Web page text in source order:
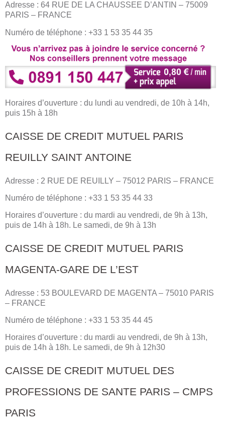
Adresse : 64 RUE DE LA CHAUSSEE D’ANTIN – 75009
PARIS – FRANCE
Numéro de téléphone : +33 1 53 35 44 35
Horaires d’ouverture : du lundi au vendredi, de 10h à 14h,
puis 15h à 18h
CAISSE DE CREDIT MUTUEL PARIS
REUILLY SAINT ANTOINE
Adresse : 2 RUE DE REUILLY – 75012 PARIS – FRANCE
Numéro de téléphone : +33 1 53 35 44 33
Horaires d’ouverture : du mardi au vendredi, de 9h à 13h,
puis de 14h à 18h. Le samedi, de 9h à 13h
CAISSE DE CREDIT MUTUEL PARIS
MAGENTA-GARE DE L’EST
Adresse : 53 BOULEVARD DE MAGENTA – 75010 PARIS
– FRANCE
Numéro de téléphone : +33 1 53 35 44 45
Horaires d’ouverture : du mardi au vendredi, de 9h à 13h,
puis de 14h à 18h. Le samedi, de 9h à 12h30
CAISSE DE CREDIT MUTUEL DES
PROFESSIONS DE SANTE PARIS – CMPS
PARIS